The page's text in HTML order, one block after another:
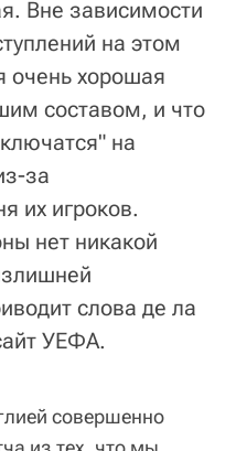
Вне зависимости
на этом
очень хорошая
составом, и что
на
за
их игроков.
нет никакой
слова де ла
УЕФА.
совершенно